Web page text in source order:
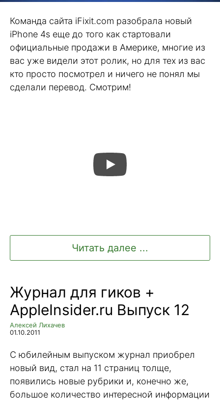
Команда сайта iFixit.com разобрала новый
iPhone 4s еще до того как стартовали
официальные продажи в Америке, многие из
вас уже видели этот ролик, но для тех из вас
кто просто посмотрел и ничего не понял мы
сделали перевод. Смотрим!
Читать далее ...
Журнал для гиков +
AppleInsider.ru Выпуск 12
Алексей Лихачев
01.10.2011
С юбилейным выпуском журнал приобрел
новый вид, стал на 11 страниц толще,
появились новые рубрики и, конечно же,
большое количество интересной информации